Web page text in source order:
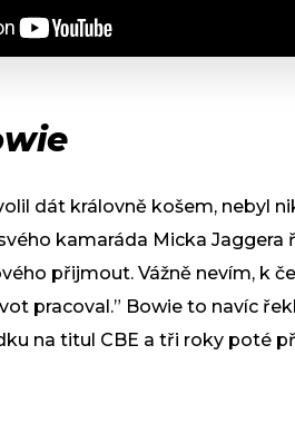
dát královně košem, nebyl
kamaráda Micka Jaggera
přijmout. Vážně nevím, k
pracoval.” Bowie to navíc
na titul CBE a tři roky poté